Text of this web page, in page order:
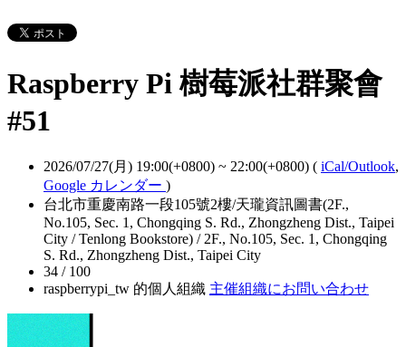
Raspberry Pi 樹莓派社群聚會
#51
2026/07/27(月) 19:00(+0800) ~ 22:00(+0800) ( iCal/Outlook,
Google カレンダー )
台北市重慶南路一段105號2樓/天瓏資訊圖書(2F.,
No.105, Sec. 1, Chongqing S. Rd., Zhongzheng Dist., Taipei
City / Tenlong Bookstore) / 2F., No.105, Sec. 1, Chongqing
S. Rd., Zhongzheng Dist., Taipei City
34 / 100
raspberrypi_tw 的個人組織 主催組織にお問い合わせ